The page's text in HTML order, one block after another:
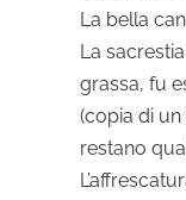
La bella
La
grassa, fu
(copia di
restano